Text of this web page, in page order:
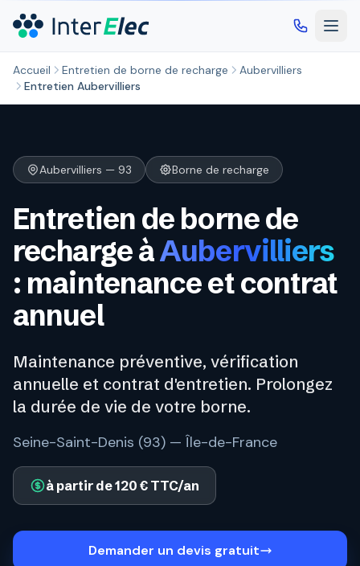
Accueil Entretien de borne de recharge
Aubervilliers
Entretien Aubervilliers
Aubervilliers — 93 Borne de recharge
Entretien de borne de
recharge àAubervilliers
: maintenance et contrat
annuel
Maintenance préventive, vérification
annuelle et contrat d'entretien. Prolongez
la durée de vie de votre borne.
Seine-Saint-Denis (93) — Île-de-France
à partir de 120 € TTC/an
Demander un devis gratuit